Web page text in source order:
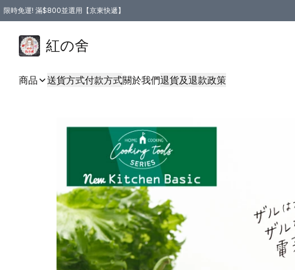
限時免運! 滿$800並選用【京東快遞】
紅の舍
商品 送貨方式付款方式關於我們退貨及退款政策